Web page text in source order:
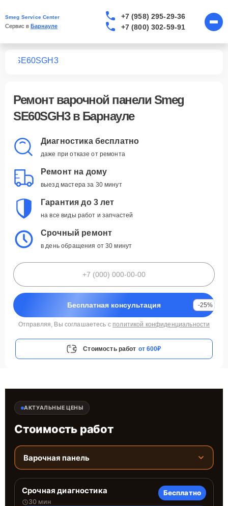
Smeg Service Center
Сервис в Барнауле
+7 (958) 295-29-36
+7 (800) 302-59-91
SE60SGH3
Ремонт варочной панели Smeg
SE60SGH3в Барнауле
Диагностика бесплатно
даже при отказе от ремонта
Ремонт на дому
выезд мастера за 30 минут
Гарантия до 3 лет
на все виды работ и запчастей
Срочный ремонт
в день обращения от 30 минут
Бесплатная консультация -25%
Отправляя, Вы соглашаетесь с политикой конфиденциальности
Стоимость работ от 600₽
АКТУАЛЬНЫЕ ЦЕНЫ
Стоимость работ
Варочная панель
Срочная диагностика
30 мин
Бесплатно